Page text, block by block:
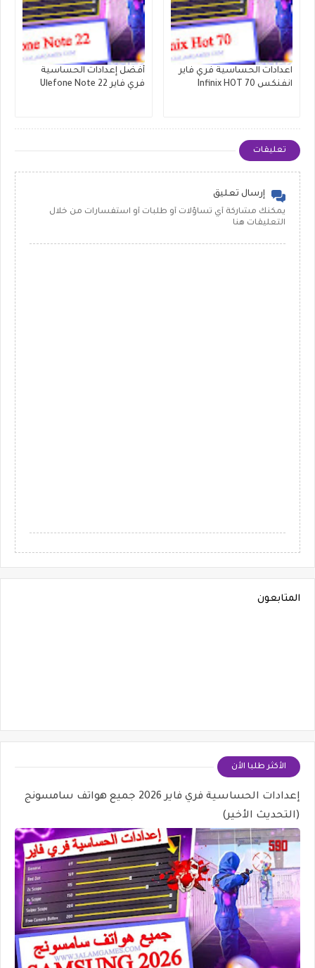
اعدادات الحساسية فري فاير
انفنكس Infinix HOT 70
أفضل إعدادات الحساسية
فري فاير Ulefone Note 22
تعليقات
إرسال تعليق
يمكنك مشاركة أي تساؤلات أو طلبات أو استفسارات من خلال
التعليقات هنا
المتابعون
الأكثر طلبا الأن
إعدادات الحساسية فري فاير 2026 جميع هواتف سامسونج
(التحديث الأخير)